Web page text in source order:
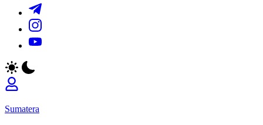
https://t.me/
https://www.instagram.com/
https://youtube.com/
Sumatera